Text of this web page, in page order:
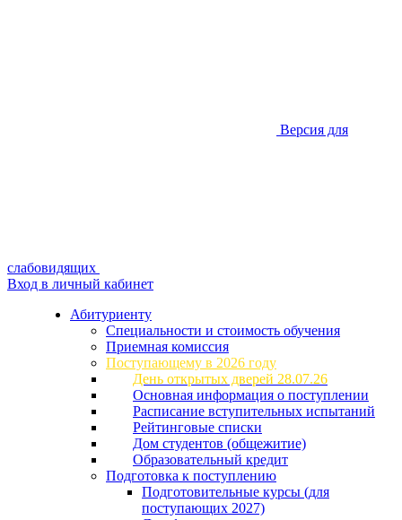
Версия для
слабовидящих
Вход в личный кабинет
Абитуриенту
Специальности и стоимость обучения
Приемная комиссия
Поступающему в 2026 году
День открытых дверей 28.07.26
Основная информация о поступлении
Расписание вступительных испытаний
Рейтинговые списки
Дом студентов (общежитие)
Образовательный кредит
Подготовка к поступлению
Подготовительные курсы (для
поступающих 2027)